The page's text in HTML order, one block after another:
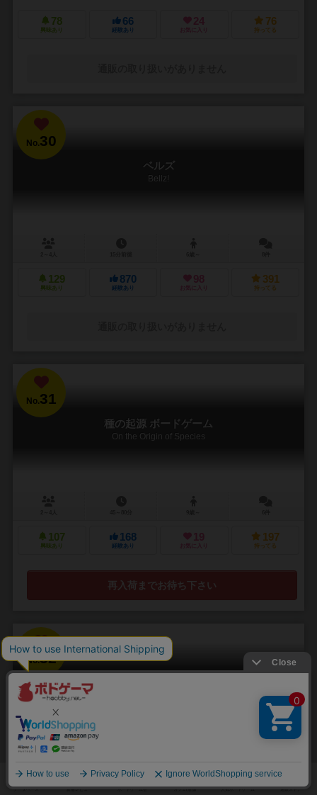
78
興味あり
66
経験あり
24
お気に入り
76
持ってる
No.30
ベルズ
Bellz!
129
興味あり
870
経験あり
98
お気に入り
391
持ってる
No.31
種の起源 ボードゲーム
On the Origin of Species
107
興味あり
168
経験あり
19
お気に入り
197
持ってる
再入荷までお待ち下さい
No.32
2～4人 15～30分 10歳～ 3件